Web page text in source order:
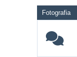
Fotografia